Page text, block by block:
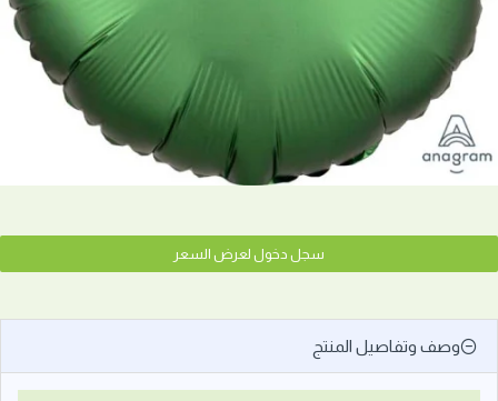
سجل دخول لعرض السعر
وصف وتفاصيل المنتج